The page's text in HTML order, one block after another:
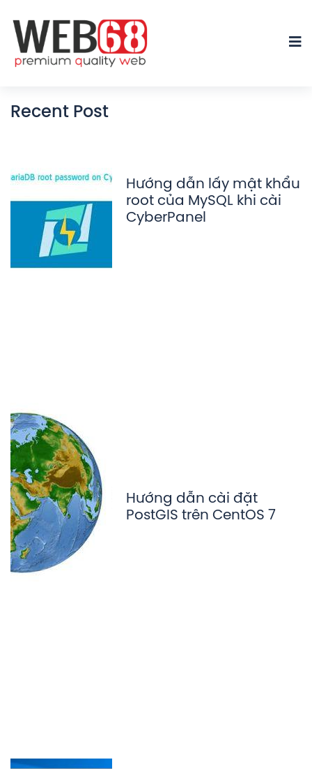
Recent Post
Hướng dẫn lấy mật khẩu
root của MySQL khi cài
CyberPanel
Hướng dẫn cài đặt
PostGIS trên CentOS 7